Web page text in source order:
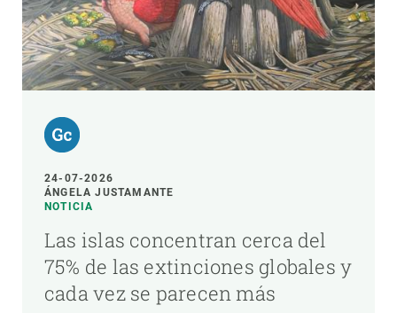
24-07-2026
ÁNGELA JUSTAMANTE
NOTICIA
Las islas concentran cerca del
75% de las extinciones globales y
cada vez se parecen más